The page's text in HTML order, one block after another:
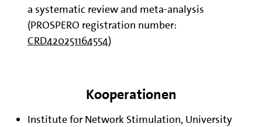
a systematic review and meta-analysis
(PROSPERO registration number:
CRD420251164554)
Kooperationen
Institute for Network Stimulation, University